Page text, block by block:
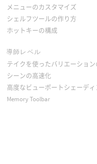
メニューのカスタマイズ
シェルフツールの作り方
ホットキーの構成
導師レベル
テイクを使ったバリエーション
シーンの高速化
高度なビューポートシェーディ
Memory Toolbar